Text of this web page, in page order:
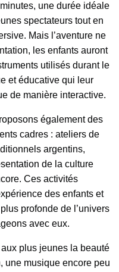
une durée idéale
spectateurs tout en
Mais l’aventure ne
les enfants auront
utilisés durant le
et éducative qui leur
de manière interactive.
également des
cadres : ateliers de
argentins,
de la culture
Ces activités
des enfants et
profonde de l’univers
avec eux.
plus jeunes la beauté
une musique encore peu